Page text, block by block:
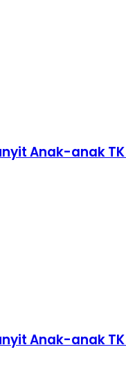
Anak-anak
Anak-anak